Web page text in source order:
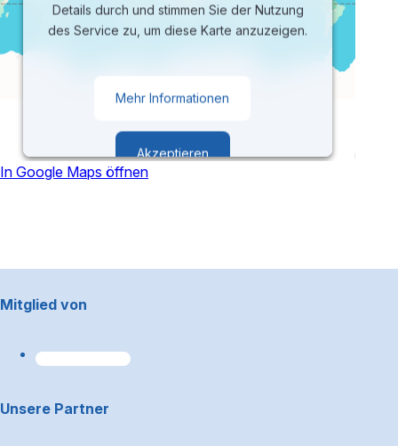
Details durch und stimmen Sie der Nutzung
des Service zu, um diese Karte anzuzeigen.
Mehr Informationen
Akzeptieren
In Google Maps öffnen
Footerbereich
Mitglied von
Unsere Partner